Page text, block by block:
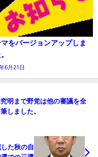
をバージョンアップしま
6月21日
明まで野党は他の審議を全
しました。
た秋の自